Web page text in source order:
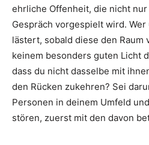
ehrliche Offenheit, die nicht
Gespräch vorgespielt wird.
lästert, sobald diese den Raum
keinem besonders guten Licht
dass du nicht dasselbe mit
den Rücken zukehren? Sei
Personen in deinem Umfeld
stören, zuerst mit den davon